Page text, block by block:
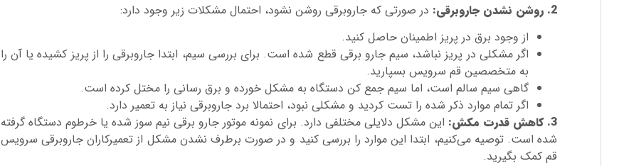
2. روشن نشدن جاروبرقی:
در صورتی که جاروبرقی روشن نشود، احتمال مشکلات زیر وجود دارد:
از وجود برق در پریز اطمینان حاصل کنید.
اگر مشکلی در پریز نباشد، سیم جارو برقی قطع شده است. برای بررسی سیم، ابتدا جاروبرقی را از پریز کشیده یا آن را
به متخصصین قم سرویس بسپارید.
گاهی سیم سالم است، اما سیم جمع کن دستگاه به مشکل خورده و برق رسانی را مختل کرده است.
اگر تمام موارد ذکر شده را تست کردید و مشکلی نبود، احتمالا برد جاروبرقی نیاز به تعمیر دارد.
3. کاهش قدرت مکش:
این مشکل دلایلی مختلفی دارد. برای نمونه موتور جارو برقی نیم سوز شده یا خرطوم دستگاه گرفته
شده است. توصیه می‌کنیم، ابتدا این موارد را بررسی کنید و در صورت برطرف نشدن مشکل از تعمیرکاران جاروبرقی سرویس
قم کمک بگیرید.